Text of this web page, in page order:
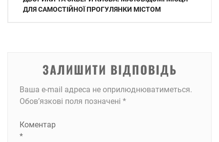
записів
ДЛЯ САМОСТІЙНОЇ ПРОГУЛЯНКИ МІСТОМ
ЗАЛИШИТИ ВІДПОВІДЬ
Ваша e-mail адреса не оприлюднюватиметься.
Обов’язкові поля позначені *
Коментар
*